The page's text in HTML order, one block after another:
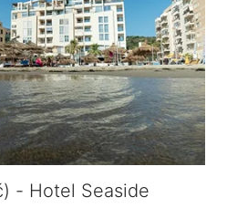
- Hotel Seaside